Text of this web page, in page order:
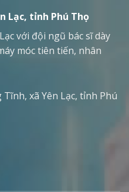
Lạc, tỉnh Phú Thọ
với đội ngũ bác sĩ dày
móc tiên tiến, nhân
xã Yên Lạc, tỉnh Phú